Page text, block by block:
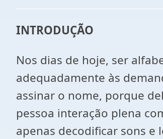
INTRODUÇÃO
Nos dias de hoje, ser
adequadamente às
assinar o nome, porque
pessoa interação plena
apenas decodificar sons e